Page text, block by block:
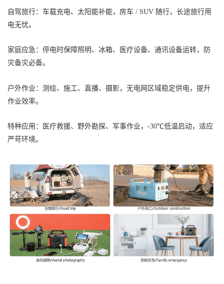
自驾旅行：车载充电、太阳能补能，房车 / SUV 随行，长途旅行用
电无忧。
家庭应急：停电时保障照明、冰箱、医疗设备、通讯设备运转，防
灾备灾必备。
户外作业：测绘、施工、直播、摄影，无电网区域稳定供电，提升
作业效率。
特种应用：医疗救援、野外勘探、军事作业，-30℃低温启动，适应
严苛环境。